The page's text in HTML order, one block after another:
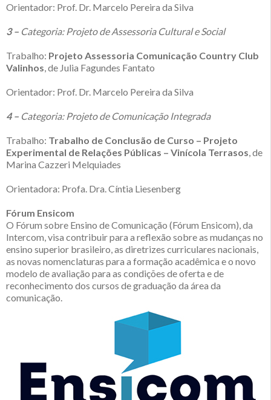
Orientador: Prof. Dr. Marcelo Pereira da Silva
3 – Categoria: Projeto de Assessoria Cultural e Social
Trabalho: Projeto Assessoria Comunicação Country Club
Valinhos , de Julia Fagundes Fantato
Orientador: Prof. Dr. Marcelo Pereira da Silva
4 – Categoria: Projeto de Comunicação Integrada
Trabalho: Trabalho de Conclusão de Curso – Projeto
Experimental de Relações Públicas – Vinícola Terrasos , de
Marina Cazzeri Melquiades
Orientadora: Profa. Dra. Cíntia Liesenberg
Fórum Ensicom
O Fórum sobre Ensino de Comunicação (Fórum Ensicom), da
Intercom, visa contribuir para a reflexão sobre as mudanças no
ensino superior brasileiro, as diretrizes curriculares nacionais,
as novas nomenclaturas para a formação acadêmica e o novo
modelo de avaliação para as condições de oferta e de
reconhecimento dos cursos de graduação da área da
comunicação.